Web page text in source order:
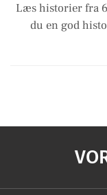
Læs historier fra
du en god